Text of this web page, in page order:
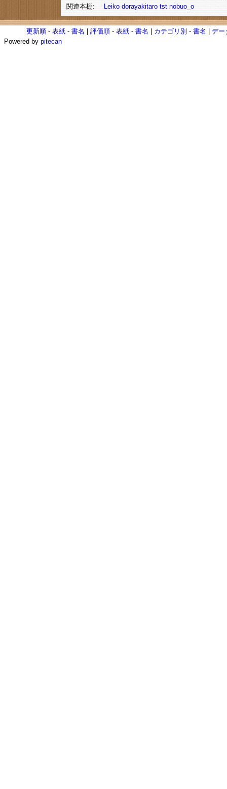
関連本棚: Leiko dorayakitaro tst nobuo_o
更新順 -表紙 -書名 |評価順 -表紙 -書名 カテゴリ別 -書名 |デー
Powered by pitecan